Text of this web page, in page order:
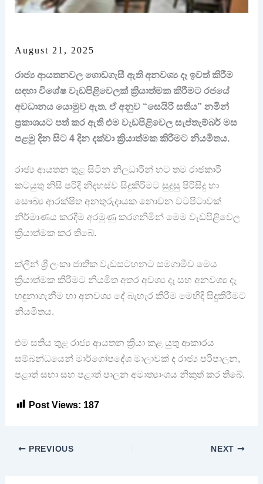
August 21, 2025
රාජ්‍ය ආයතනවල ගොඩගැසී ඇති අනවශ්‍ය දෑ ඉවත් කිරීම
සඳහා විශේෂ වැඩපිළිවෙලක් ක්‍රියාත්මක කිරීමට රජයේ
අවධානය යොමුව ඇත. ඒ අනුව “සෙයිරි සතිය” නමින්
ප්‍රකාශයට පත් කර ඇති එම වැඩපිළිවෙල සැප්තැම්බර් මස
පළමු දින සිට 4 දින දක්වා ක්‍රියාත්මක කිරීමට නියමිතය.
රාජ්‍ය ආයතන තුළ සිටින නිලධාරීන් හට තම රාජකාරී
කටයුතු නිසි පරිදි නිදහස්ව සිදුකිරීමට සුදුසු පිරිසිදු හා
සෞඛ්‍ය ආරක්ෂිත අනතුරුදායක නොවන වටපිටාවක්
නිර්මාණය කරදීම අරමුණු කරගනිමින් මෙම වැඩපිළිවෙල
ක්‍රියාත්මක කර තිබේ.
ක්ලීන් ශ්‍රී ලංකා ජාතික වැඩසටහනට සමගාමීව මෙය
ක්‍රියාත්මක කිරිමට නියමිත අතර අවශ්‍ය දෑ සහ අනවශ්‍ය දෑ
හඳුනාගැනීම හා අනවශ්‍ය දේ බැහැර කිරීම මෙහිදි සිදුකිරීමට
නියමිතය.
එම සතිය තුළ රාජ්‍ය ආයතන ක්‍රියා කළ යුතු ආකාරය
සම්බන්ධයෙන් මාර්ගෝපදේශ මාලාවක් ද රාජ්‍ය පරිපාලන,
පළාත් සභා සහ පළාත් පාලන අමාත්‍යාංශය නිකුත් කර තිබේ.
Post Views: 187
PREVIOUS NEXT